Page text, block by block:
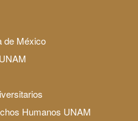
de México
Humanos UNAM